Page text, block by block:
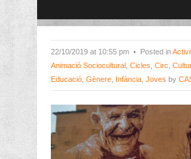
22/10/2019 at 10:55 pm • Posted in
Animació Sociocultural Cicles Circ
Educació Gènere Infància Joves by